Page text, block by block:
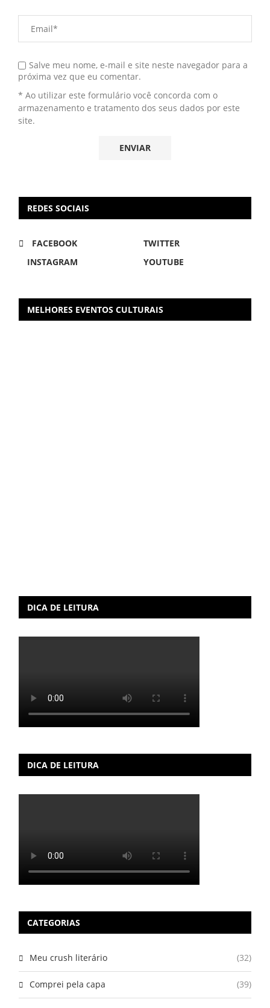
Salve meu nome, e-mail e site neste navegador para a
próxima vez que eu comentar.
* Ao utilizar este formulário você concorda com o
armazenamento e tratamento dos seus dados por este
site.
REDES SOCIAIS
FACEBOOK
TWITTER
INSTAGRAM
YOUTUBE
MELHORES EVENTOS CULTURAIS
DICA DE LEITURA
DICA DE LEITURA
CATEGORIAS
Meu crush literário (32)
Comprei pela capa (39)